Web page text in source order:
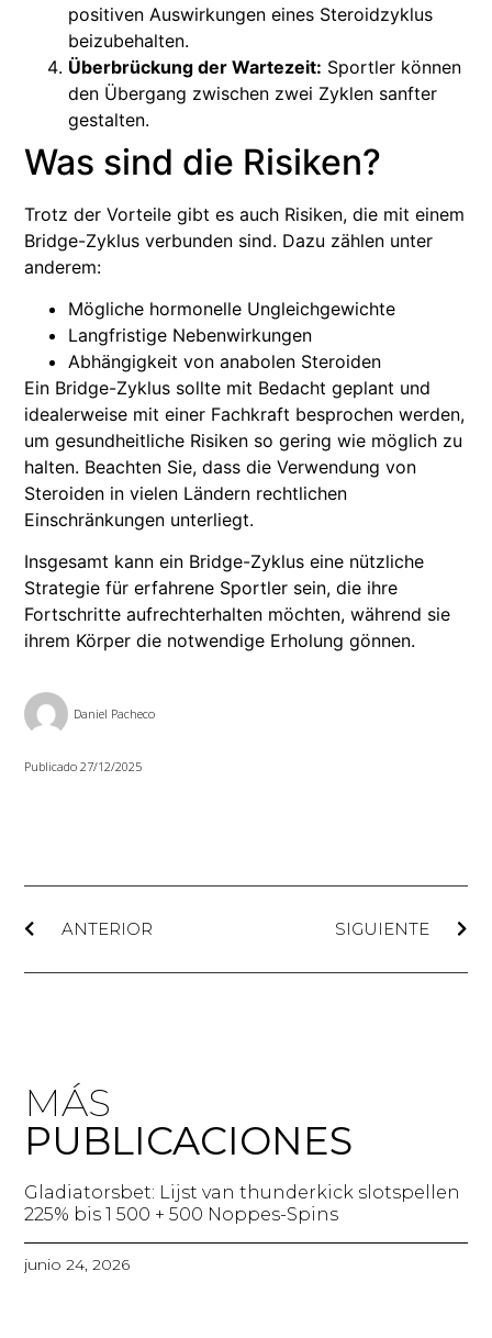
positiven Auswirkungen eines Steroidzyklus
beizubehalten.
Überbrückung der Wartezeit: Sportler können
den Übergang zwischen zwei Zyklen sanfter
gestalten.
Was sind die Risiken?
Trotz der Vorteile gibt es auch Risiken, die mit einem
Bridge-Zyklus verbunden sind. Dazu zählen unter
anderem:
Mögliche hormonelle Ungleichgewichte
Langfristige Nebenwirkungen
Abhängigkeit von anabolen Steroiden
Ein Bridge-Zyklus sollte mit Bedacht geplant und
idealerweise mit einer Fachkraft besprochen werden,
um gesundheitliche Risiken so gering wie möglich zu
halten. Beachten Sie, dass die Verwendung von
Steroiden in vielen Ländern rechtlichen
Einschränkungen unterliegt.
Insgesamt kann ein Bridge-Zyklus eine nützliche
Strategie für erfahrene Sportler sein, die ihre
Fortschritte aufrechterhalten möchten, während sie
ihrem Körper die notwendige Erholung gönnen.
Daniel Pacheco
Publicado27/12/2025
ANTERIOR SIGUIENTE
MÁS
PUBLICACIONES
Gladiatorsbet: Lijst van thunderkick slotspellen
225% bis 1 500 + 500 Noppes-Spins​
junio 24, 2026